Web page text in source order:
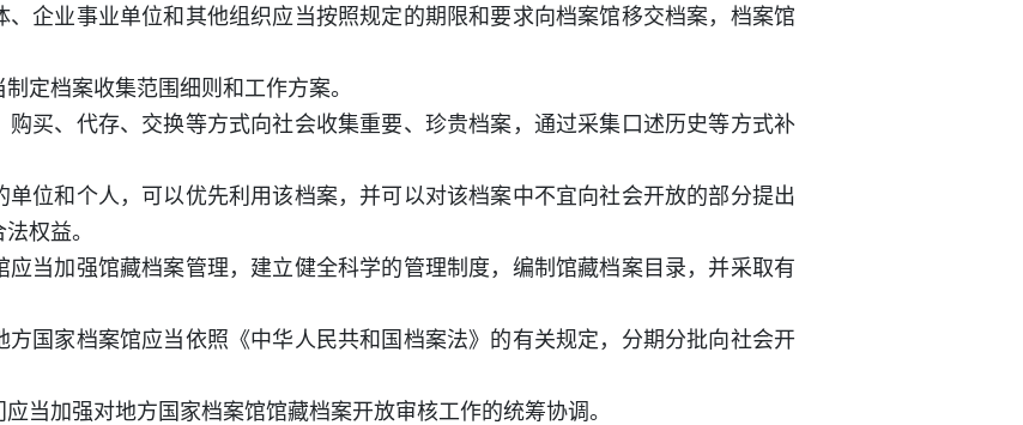
企业事业单位和其他组织应当按照规定的期限和要求向档案馆移交档案，档案馆
定档案收集范围细则和工作方案。
买、代存、交换等方式向社会收集重要、珍贵档案，通过采集口述历史等方式补
位和个人，可以优先利用该档案，并可以对该档案中不宜向社会开放的部分提出
权益。
当加强馆藏档案管理，建立健全科学的管理制度，编制馆藏档案目录，并采取有
国家档案馆应当依照《中华人民共和国档案法》的有关规定，分期分批向社会开
当加强对地方国家档案馆馆藏档案开放审核工作的统筹协调。